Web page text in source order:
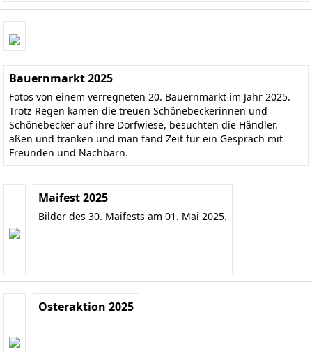
Bauernmarkt 2025
Fotos von einem verregneten 20. Bauernmarkt im Jahr 2025.
Trotz Regen kamen die treuen Schönebeckerinnen und
Schönebecker auf ihre Dorfwiese, besuchten die Händler,
aßen und tranken und man fand Zeit für ein Gespräch mit
Freunden und Nachbarn.
Maifest 2025
Bilder des 30. Maifests am 01. Mai 2025.
Osteraktion 2025